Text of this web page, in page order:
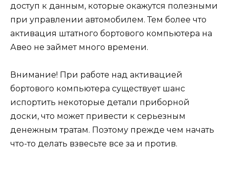
доступ к данным, которые окажутся полезными
при управлении автомобилем. Тем более что
активация штатного бортового компьютера на
Авео не займет много времени.
Внимание! При работе над активацией
бортового компьютера существует шанс
испортить некоторые детали приборной
доски, что может привести к серьезным
денежным тратам. Поэтому прежде чем начать
что-то делать взвесьте все за и против.